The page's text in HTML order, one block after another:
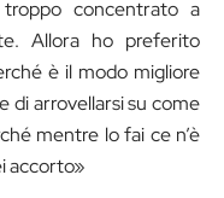
concentrato a
Allora ho preferito
è il modo migliore
di arrovellarsi su come
mentre lo fai ce n’è
accorto»